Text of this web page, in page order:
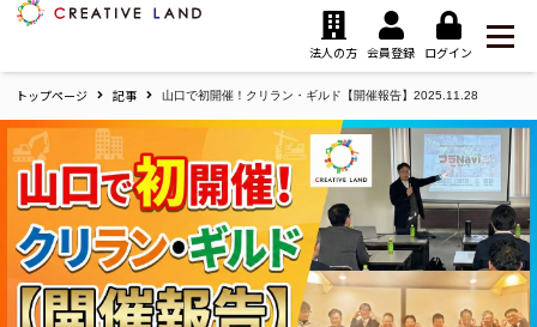
ク
エ
イ
テ
ィ
ブ
ラ
ン
ド
ホ
ー
法人の方 会員登録 ログイン
トップページ 記事 山口で初開催！クリラン・ギルド【開催報告】2025.11.28